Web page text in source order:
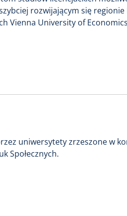
rozwijającym się
Vienna University of
uniwersytety zrzeszone w
Społecznych.